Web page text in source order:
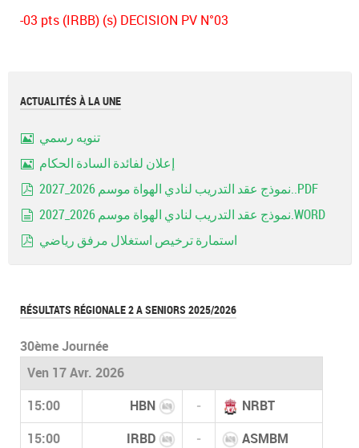
-03 pts (IRBB) (s) DECISION PV N°03
ACTUALITÉS À LA UNE
تنويه رسمي
إعلان لفائدة السادة الحكام
نموذج عقد التدريب لنادي الهواة موسم 2026_2027..PDF
نموذج عقد التدريب لنادي الهواة موسم 2026_2027.WORD
استمارة ترخيص استغلال مرفق رياضي
RÉSULTATS RÉGIONALE 2 A SENIORS 2025/2026
30ème Journée
Ven 17 Avr. 2026
15:00 HBN - NRBT
15:00 IRBD - ASMBM